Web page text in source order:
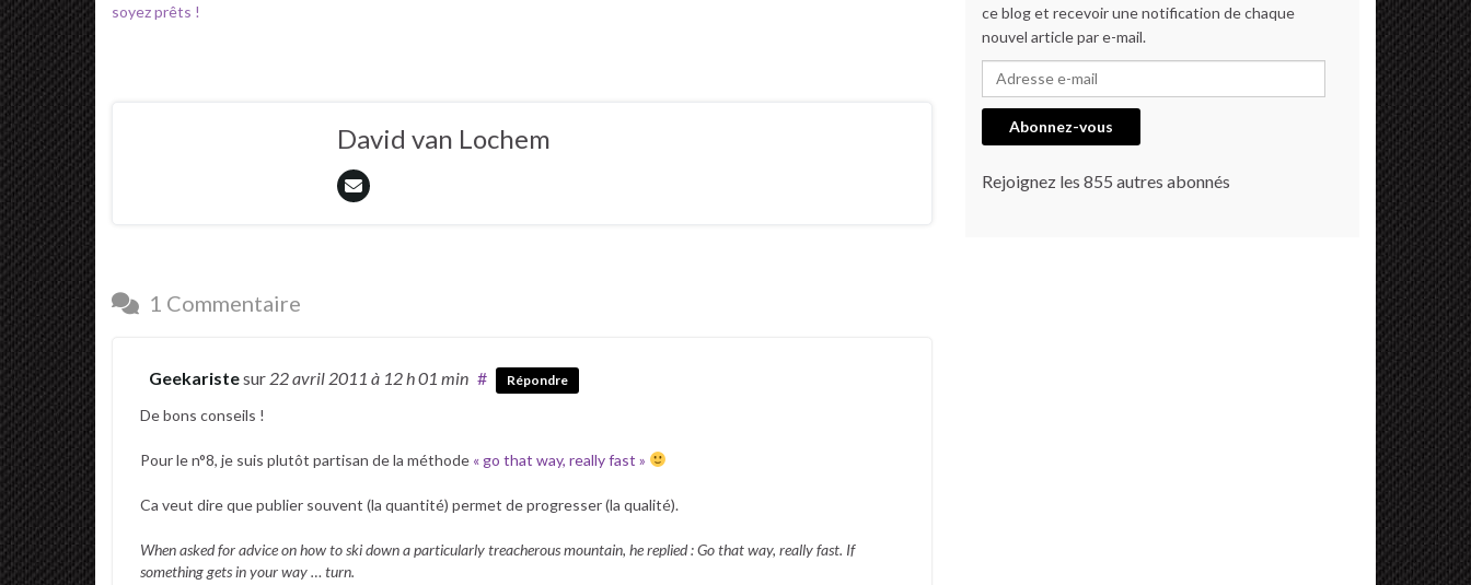
soyez prêts !
David van Lochem
1 Commentaire
Geekaristesur 22 avril 2011 à 12 h 01 min # Répondre
De bons conseils !
Pour le n°8, je suis plutôt partisan de la méthode « go that way, really fast »
Ca veut dire que publier souvent (la quantité) permet de progresser (la qualité).
When asked for advice on how to ski down a particularly treacherous mountain, he replied : Go that way, really fast. If
something gets in your way … turn.
ce blog et recevoir une notification de chaque
nouvel article par e-mail.
Adresse e-mail
Abonnez-vous
Rejoignez les 855 autres abonnés